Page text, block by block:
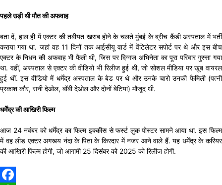
पहले उड़ी थी मौत की अफवाह
बता दें, हाल ही में एक्टर की तबीयत खराब होने के चलते मुंबई के ब्रीच कैंडी अस्पताल में भर्ती
कराया गया था. जहां वह 11 दिनों तक आईसीयू वार्ड में वेंटिलेटर सपोर्ट पर थे और इस बीच
एक्टर के निधन की अफवाह भी फैली थी, जिस पर दिग्गज अभिनेता का पूरा परिवार गुस्सा गया
था. वहीं, अस्पताल से एक्टर की वीडियो भी रिलीज हुई थी, जो सोशल मीडिया पर खूब वायरल
हुई थीं. इस वीडियो में धर्मेंद्र अस्पताल के बेड पर थे और उनके चारो उनकी फैमिली (पत्नी
प्रकाश कौर, सनी देओल, बॉबी देओल और दोनों बेटियां) मौजूद थी.
धर्मेंद्र की आखिरी फिल्म
आज 24 नवंबर को धर्मेंद्र का फिल्म इक्कीस से फर्स्ट लुक पोस्टर सामने आया था. इस फिल्म
में वह लीड एक्टर अगस्त्य नंदा के पिता के किरदार में नजर आने वाले हैं. यह धर्मेंद्र के करियर
की आखिरी फिल्म होगी, जो आगामी 25 दिसंबर को 2025 को रिलीज होगी.